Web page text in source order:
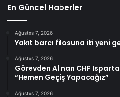
En Güncel Haberler
Ağustos 7, 2026
Yakıt barcı filosuna iki yeni
Ağustos 7, 2026
Görevden Alınan CHP
“Hemen Geçiş Yapacağız”
Ağustos 7, 2026